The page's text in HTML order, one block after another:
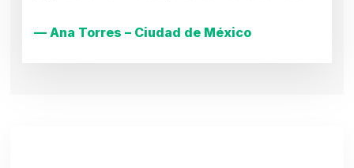
— Ana Torres – Ciudad de México